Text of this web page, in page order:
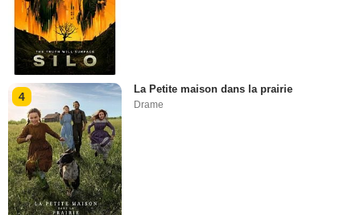
4
La Petite maison dans la prairie
Drame